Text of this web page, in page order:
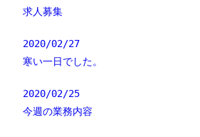
求人募集
2020/02/27
寒い一日でした。
2020/02/25
今週の業務内容